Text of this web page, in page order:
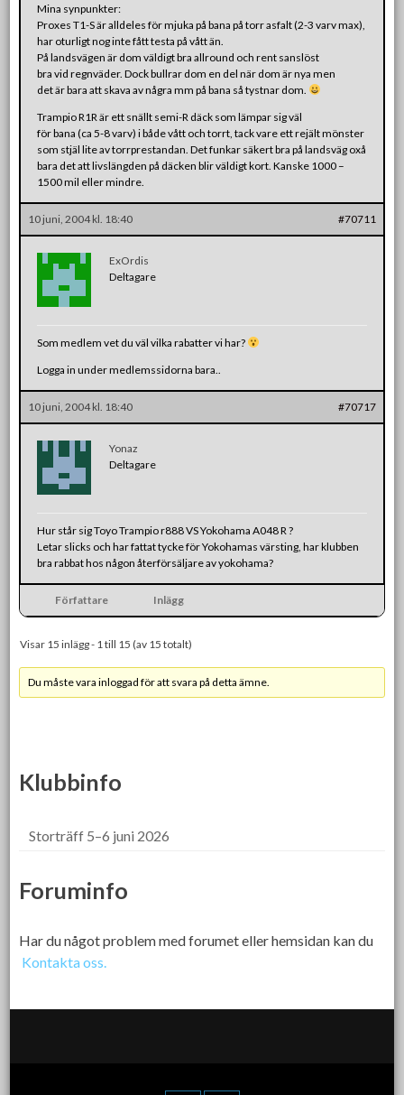
Mina synpunkter:
Proxes T1-S är alldeles för mjuka på bana på torr asfalt (2-3 varv max),
har oturligt nog inte fått testa på vått än.
På landsvägen är dom väldigt bra allround och rent sanslöst
bra vid regnväder. Dock bullrar dom en del när dom är nya men
det är bara att skava av några mm på bana så tystnar dom.
Trampio R1R är ett snällt semi-R däck som lämpar sig väl
för bana (ca 5-8 varv) i både vått och torrt, tack vare ett rejält mönster
som stjäl lite av torrprestandan. Det funkar säkert bra på landsväg oxå
bara det att livslängden på däcken blir väldigt kort. Kanske 1000 –
1500 mil eller mindre.
10 juni, 2004 kl. 18:40 #70711
ExOrdis
Deltagare
Som medlem vet du väl vilka rabatter vi har?
Logga in under medlemssidorna bara..
10 juni, 2004 kl. 18:40 #70717
Yonaz
Deltagare
Hur står sig Toyo Trampio r888 VS Yokohama A048 R ?
Letar slicks och har fattat tycke för Yokohamas värsting, har klubben
bra rabbat hos någon återförsäljare av yokohama?
Författare Inlägg
Visar 15 inlägg - 1 till 15 (av 15 totalt)
Du måste vara inloggad för att svara på detta ämne.
Klubbinfo
Storträff 5–6 juni 2026
Foruminfo
Har du något problem med forumet eller hemsidan kan du
Kontakta oss.